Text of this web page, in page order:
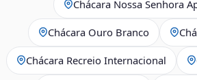
Chácara Nossa Senhora
Chácara Ouro Branco
Chácara Recreio Internacional